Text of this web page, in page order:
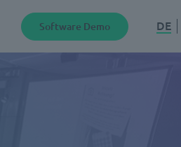
Software Demo DE